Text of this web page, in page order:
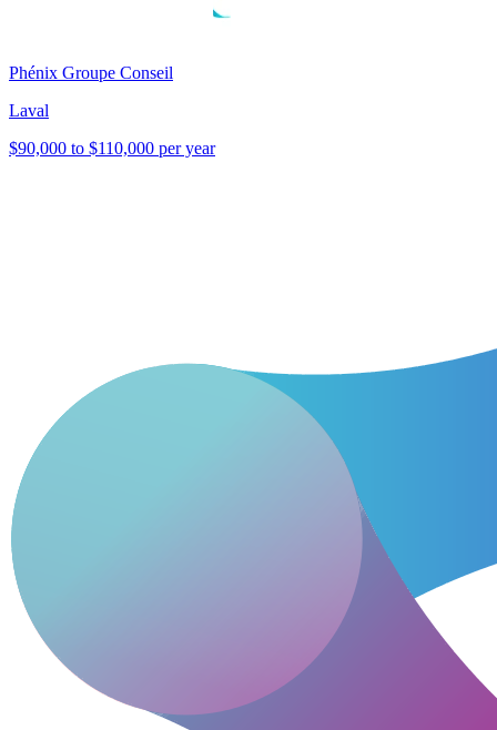
Phénix Groupe Conseil
Laval
$90,000 to $110,000 per year